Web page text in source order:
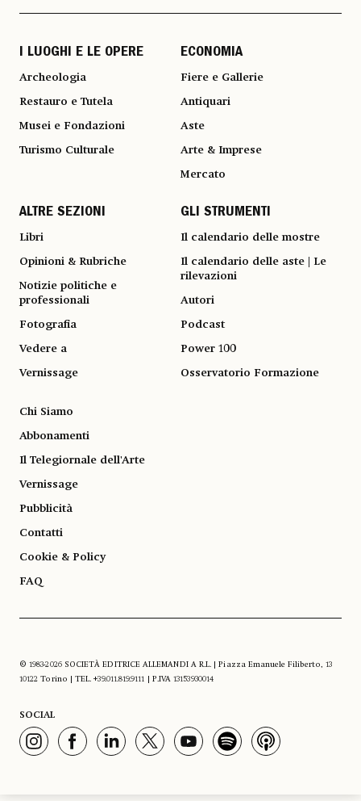
I LUOGHI E LE OPERE
Archeologia
Restauro e Tutela
Musei e Fondazioni
Turismo Culturale
ECONOMIA
Fiere e Gallerie
Antiquari
Aste
Arte & Imprese
Mercato
ALTRE SEZIONI
Libri
Opinioni & Rubriche
Notizie politiche e
professionali
Fotografia
Vedere a
Vernissage
GLI STRUMENTI
Il calendario delle mostre
Il calendario delle aste | Le
rilevazioni
Autori
Podcast
Power 100
Osservatorio Formazione
Chi Siamo
Abbonamenti
Il Telegiornale dell'Arte
Vernissage
Pubblicità
Contatti
Cookie & Policy
FAQ
© 1983-2026 SOCIETÀ EDITRICE ALLEMANDI A R.L. | Piazza Emanuele Filiberto, 13
10122 Torino | TEL. +39.011.819.9111 | P.IVA 13153930014
SOCIAL